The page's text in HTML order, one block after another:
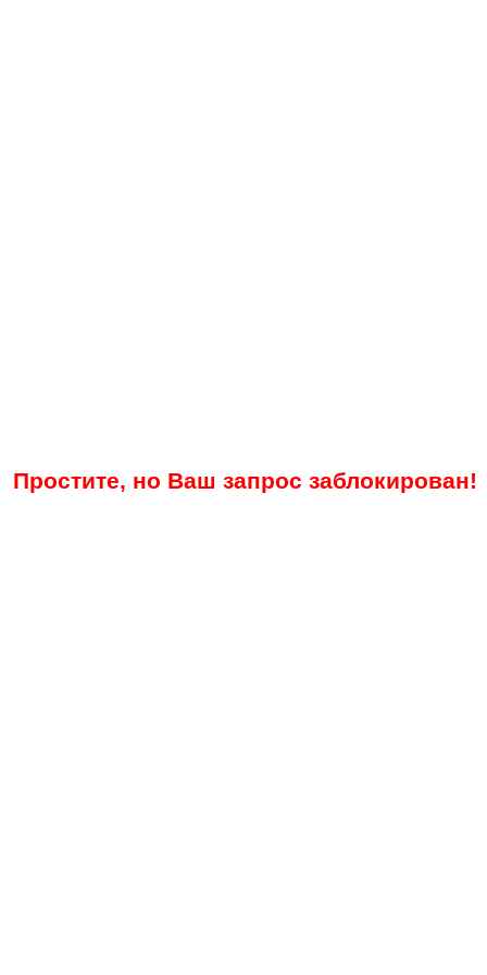
Простите, но Ваш запрос заблокирован!